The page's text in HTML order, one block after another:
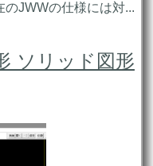
JWWの仕様には対...
ソリッド図形